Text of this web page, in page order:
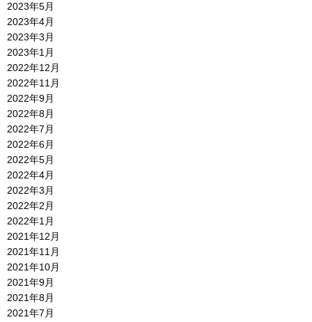
2023年5月
2023年4月
2023年3月
2023年1月
2022年12月
2022年11月
2022年9月
2022年8月
2022年7月
2022年6月
2022年5月
2022年4月
2022年3月
2022年2月
2022年1月
2021年12月
2021年11月
2021年10月
2021年9月
2021年8月
2021年7月